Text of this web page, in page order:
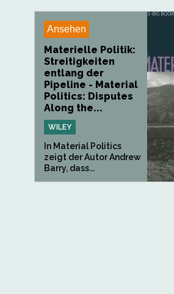
Ansehen
Materielle Politik:
Streitigkeiten
entlang der
Pipeline - Material
Politics: Disputes
Along the...
WILEY
In Material Politics
zeigt der Autor Andrew
Barry, dass...